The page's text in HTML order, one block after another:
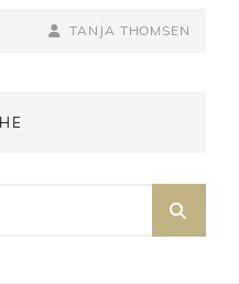
BY
BYLINE
TANJA THOMSEN